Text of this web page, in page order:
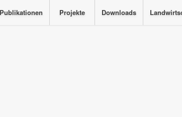
Publikationen Projekte Downloads